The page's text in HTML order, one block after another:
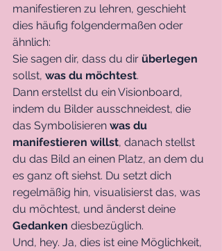
manifestieren zu lehren, geschieht
dies häufig folgendermaßen oder
ähnlich:
Sie sagen dir, dass du dir überlegen
sollst, was du möchtest.
Dann erstellst du ein Visionboard,
indem du Bilder ausschneidest, die
das Symbolisieren was du
manifestieren willst, danach stellst
du das Bild an einen Platz, an dem du
es ganz oft siehst. Du setzt dich
regelmäßig hin, visualisierst das, was
du möchtest, und änderst deine
Gedanken diesbezüglich.
Und, hey. Ja, dies ist eine Möglichkeit,